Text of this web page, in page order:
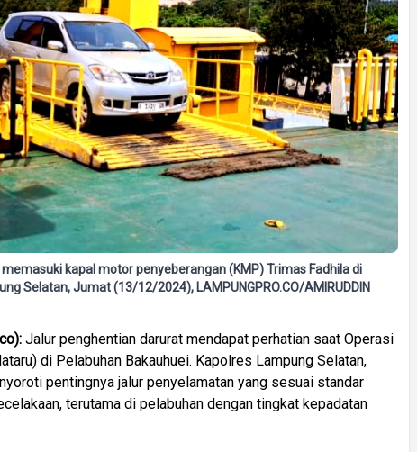
kapal motor penyeberangan (KMP) Trimas Fadhila di
Selatan, Jumat (13/12/2024), LAMPUNGPRO.CO/AMIRUDDIN
Jalur penghentian darurat mendapat perhatian saat Operasi
di Pelabuhan Bakauhuei. Kapolres Lampung Selatan,
pentingnya jalur penyelamatan yang sesuai standar
terutama di pelabuhan dengan tingkat kepadatan